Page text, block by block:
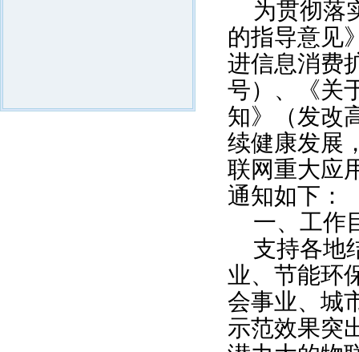
为贯彻落
的指导意见
进信息消费
号）、《关
知》（发改
续健康发展
联网重大应
通知如下：
一、工作
支持各地
业、节能环
会事业、城
示范效果突